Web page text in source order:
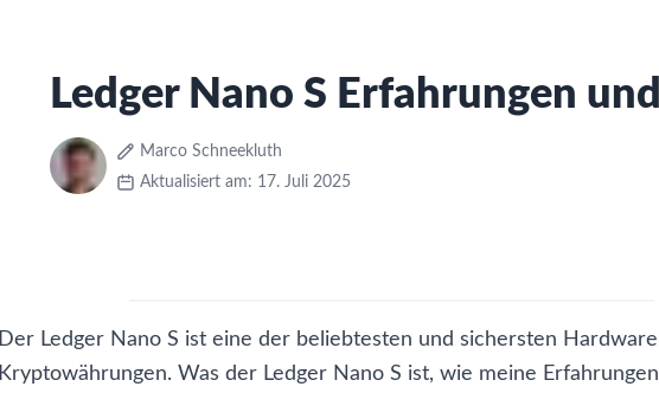
Ledger Nano S Erfahrungen
Marco Schneekluth
Aktualisiert am: 17. Juli 2025
Der Ledger Nano S ist eine der beliebtesten und sichersten
Kryptowährungen. Was der Ledger Nano S ist, wie meine